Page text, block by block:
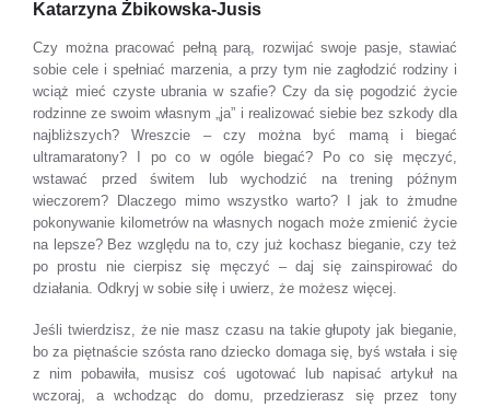
Katarzyna Żbikowska-Jusis
Czy można pracować pełną parą, rozwijać swoje pasje, stawiać
sobie cele i spełniać marzenia, a przy tym nie zagłodzić rodziny i
wciąż mieć czyste ubrania w szafie? Czy da się pogodzić życie
rodzinne ze swoim własnym „ja” i realizować siebie bez szkody dla
najbliższych? Wreszcie – czy można być mamą i biegać
ultramaratony? I po co w ogóle biegać? Po co się męczyć,
wstawać przed świtem lub wychodzić na trening późnym
wieczorem? Dlaczego mimo wszystko warto? I jak to żmudne
pokonywanie kilometrów na własnych nogach może zmienić życie
na lepsze? Bez względu na to, czy już kochasz bieganie, czy też
po prostu nie cierpisz się męczyć – daj się zainspirować do
działania. Odkryj w sobie siłę i uwierz, że możesz więcej.
Jeśli twierdzisz, że nie masz czasu na takie głupoty jak bieganie,
bo za piętnaście szósta rano dziecko domaga się, byś wstała i się
z nim pobawiła, musisz coś ugotować lub napisać artykuł na
wczoraj, a wchodząc do domu, przedzierasz się przez tony